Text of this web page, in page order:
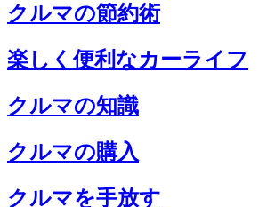
クルマの節約術
楽しく便利なカーライフ
クルマの知識
クルマの購入
クルマを手放す